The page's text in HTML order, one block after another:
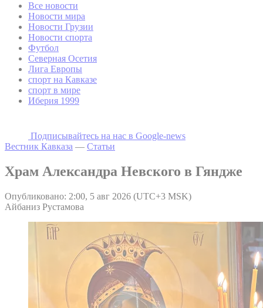
Все новости
Новости мира
Новости Грузии
Новости спорта
Футбол
Северная Осетия
Лига Европы
спорт на Кавказе
спорт в мире
Иберия 1999
Подписывайтесь на наc в Google-news
Вестник Кавказа — Статьи
Храм Александра Невского в Гяндже
Опубликовано: 2:00, 5 авг 2026 (UTC+3 MSK)
Айбаниз Рустамова